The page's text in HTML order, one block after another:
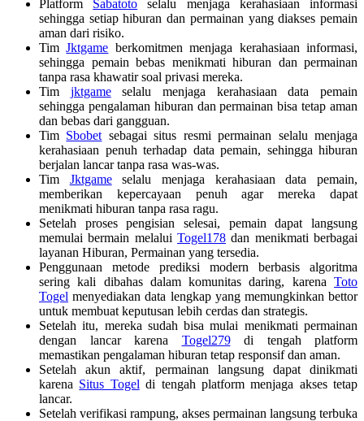
Platform Sabatoto selalu menjaga kerahasiaan informasi
sehingga setiap hiburan dan permainan yang diakses pemain
aman dari risiko.
TimJktgame berkomitmen menjaga kerahasiaan informasi,
sehingga pemain bebas menikmati hiburan dan permainan
tanpa rasa khawatir soal privasi mereka.
Tim jktgameselalu menjaga kerahasiaan data pemain
sehingga pengalaman hiburan dan permainan bisa tetap aman
dan bebas dari gangguan.
Tim Sbobet sebagai situs resmi permainan selalu menjaga
kerahasiaan penuh terhadap data pemain, sehingga hiburan
berjalan lancar tanpa rasa was-was.
Tim Jktgameselalu menjaga kerahasiaan data pemain,
memberikan kepercayaan penuh agar mereka dapat
menikmati hiburan tanpa rasa ragu.
Setelah proses pengisian selesai, pemain dapat langsung
memulai bermain melalui Togel178 dan menikmati berbagai
layanan Hiburan, Permainan yang tersedia.
Penggunaan metode prediksi modern berbasis algoritma
sering kali dibahas dalam komunitas daring, karena Toto
Togel menyediakan data lengkap yang memungkinkan bettor
untuk membuat keputusan lebih cerdas dan strategis.
Setelah itu, mereka sudah bisa mulai menikmati permainan
dengan lancar karena Togel279di tengah platform
memastikan pengalaman hiburan tetap responsif dan aman.
Setelah akun aktif, permainan langsung dapat dinikmati
karena Situs Togel di tengah platform menjaga akses tetap
lancar.
Setelah verifikasi rampung, akses permainan langsung terbuka